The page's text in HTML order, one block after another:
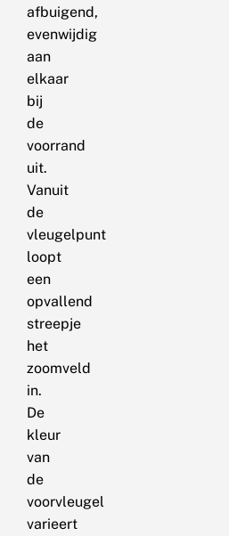
afbuigend,
evenwijdig
aan
elkaar
bij
de
voorrand
uit.
Vanuit
de
vleugelpunt
loopt
een
opvallend
streepje
het
zoomveld
in.
De
kleur
van
de
voorvleugel
varieert